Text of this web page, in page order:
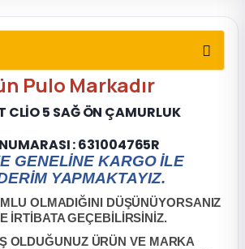
Pulo Markadır
CLİO 5 SAĞ ÖN ÇAMURLUK
: 631004765R
GENELİNE KARGO İLE
YAPMAKTAYIZ.
OLMADIĞINI DÜŞÜNÜYORSANIZ
İRTİBATA GEÇEBİLİRSİNİZ.
OLDUĞUNUZ ÜRÜN VE MARKA